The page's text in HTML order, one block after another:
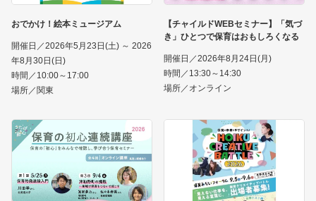
おでかけ！絵本ミュージアム
開催日／2026年5月23日(土) ～ 2026
年8月30日(日)
時間／10:00～17:00
場所／関東
【チャイルドWEBセミナー】「気づ
き」ひとつで保育はおもしろくなる
開催日／2026年8月24日(月)
時間／13:30～14:30
場所／オンライン